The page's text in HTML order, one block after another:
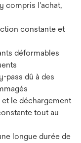
compris l'achat,
constante et
déformables
pass dû à des
le déchargement
tout au
longue durée de